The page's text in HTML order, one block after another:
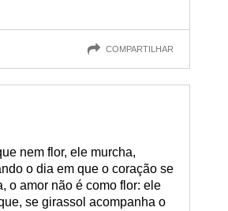
COMPARTILHAR
nem flor, ele murcha,
o dia em que o coração se
o amor não é como flor: ele
se girassol acompanha o